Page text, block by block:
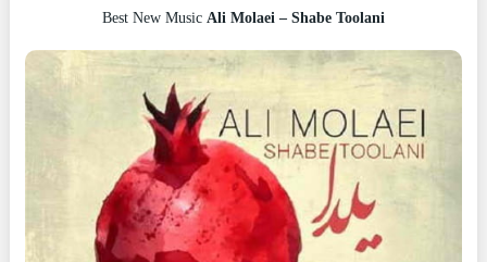
Best New MusicAli Molaei – Shabe Toolani